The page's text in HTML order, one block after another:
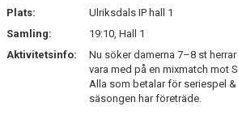
FÖRSÄKRING/AVGIFTER
DOKUMENT
Plats:
Ulriksdals IP hall 1
Samling:
19:10, Hall 1
Aktivitetsinfo:
Nu söker damerna 7–8 st
vara med på en mixmatch mot
Alla som betalar för seriespel
säsongen har företräde.